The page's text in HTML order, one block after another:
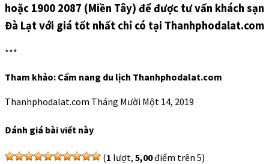
hoặc 1900 2087 (Miền Tây) để được tư vấn khách sạn
Đà Lạt với giá tốt nhất chỉ có tại Thanhphodalat.com
***
Tham khảo: Cẩm nang du lịch Thanhphodalat.com
Thanhphodalat.com Tháng Mười Một 14, 2019
Đánh giá bài viết này
(1 lượt, 5,00điểm trên 5)